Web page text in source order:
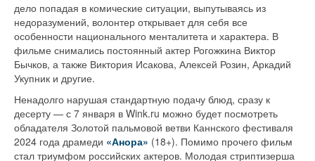
дело попадая в комические ситуации, выпутываясь из
недоразумений, волонтер открывает для себя все
особенности национального менталитета и характера. В
фильме снимались постоянный актер Рогожкина Виктор
Бычков, а также Виктория Исакова, Алексей Розин, Аркадий
Укупник и другие.
Ненадолго нарушая стандартную подачу блюд, сразу к
десерту — с 7 января в Wink.ru можно будет посмотреть
обладателя Золотой пальмовой ветви Каннского фестиваля
2024 года драмеди «Анора» (18+). Помимо прочего фильм
стал триумфом российских актеров. Молодая стриптизерша